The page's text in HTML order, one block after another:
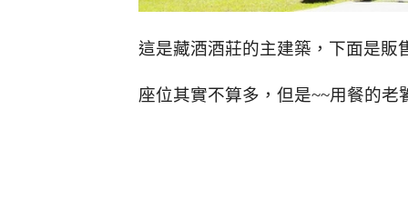
這是藏酒酒莊的主建築，下面是販
座位其實不算多，但是~~用餐的